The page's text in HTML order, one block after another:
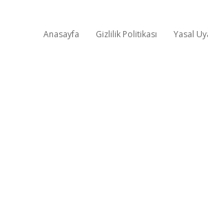
Anasayfa Gizlilik Politikası Yasal